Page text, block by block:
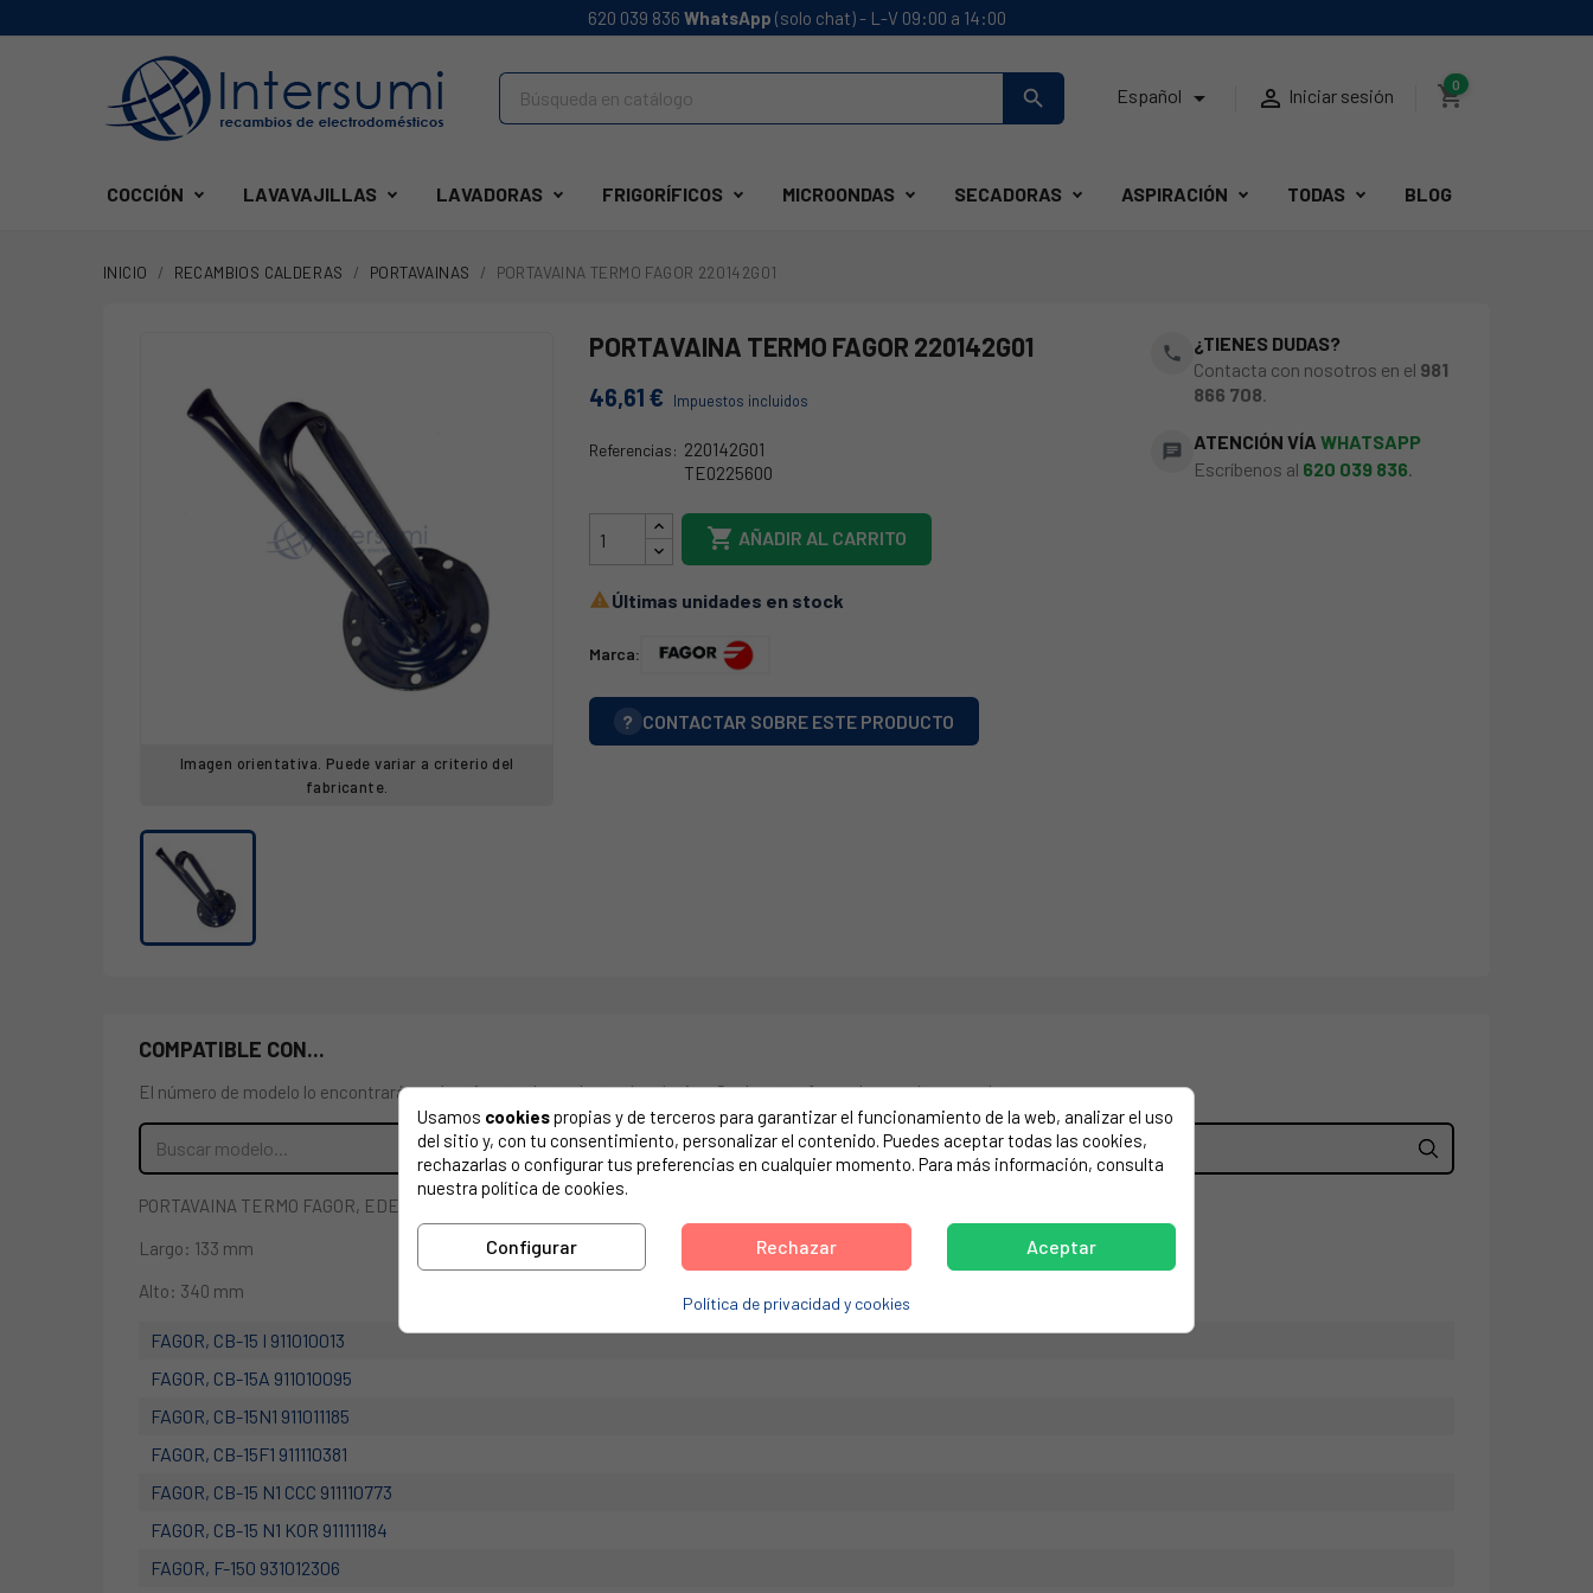
620 039 836 WhatsApp (solo chat) - L-V 09:00 a 14:00
search Español   Iniciar sesión shopping_cart
0
COCCIÓN LAVAVAJILLAS LAVADORAS FRIGORÍFICOS MICROONDAS SECADORAS ASPIRACIÓN TODAS BLOG
INICIO RECAMBIOS CALDERAS PORTAVAINAS PORTAVAINA TERMO FAGOR 220142G01
Imagen orientativa. Puede variar a criterio del
fabricante.
PORTAVAINA TERMO FAGOR 220142G01
46,61 € Impuestos incluidos
Referencias: 220142G01
TE0225600
 AÑADIR AL CARRITO
 Últimas unidades en stock
Marca:
? CONTACTAR SOBRE ESTE PRODUCTO
phone
¿TIENES DUDAS?
Contacta con nosotros en el 981
866 708.
chat ATENCIÓN VÍAWHATSAPP
Escríbenos al 620 039 836
COMPATIBLE CON...
El número de modelo lo encontrarás en la etiqueta de tu electrodoméstico. Suele estar formado por números y letras.
PORTAVAINA TERMO FAGOR, EDESA.
Largo: 133 mm
Alto: 340 mm
FAGOR, CB-15 I 911010013
FAGOR, CB-15A 911010095
FAGOR, CB-15N1 911011185
FAGOR, CB-15F1 911110381
FAGOR, CB-15 N1 CCC 911110773
FAGOR, CB-15 N1 KOR 911111184
FAGOR, F-150 931012306
Usamos cookiespropias y de terceros para garantizar el funcionamiento de la web, analizar el uso
del sitio y, con tu consentimiento, personalizar el contenido. Puedes aceptar todas las cookies,
rechazarlas o configurar tus preferencias en cualquier momento. Para más información, consulta
nuestra política de cookies.
Configurar Rechazar Aceptar
Política de privacidad y cookies